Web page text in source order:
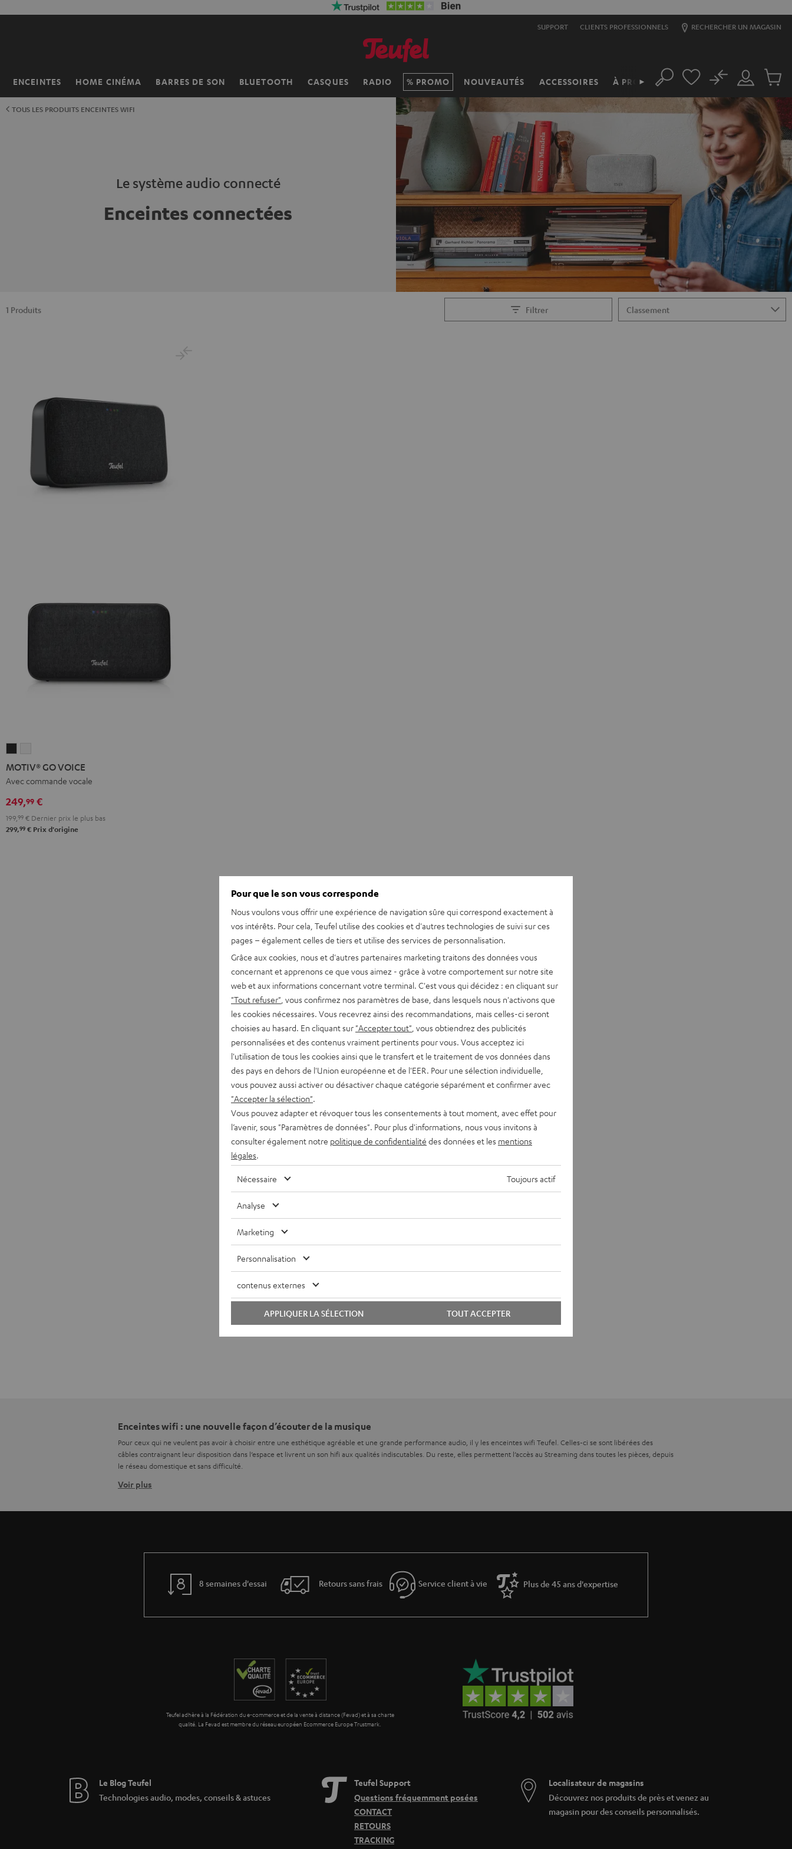
SUPPORT CLIENTS PROFESSIONNELS RECHERCHER UN MAGASIN
ENCEINTES HOME CINÉMA BARRES DE SON BLUETOOTH CASQUES RADIO PROMO NOUVEAUTÉS ACCESSOIRES À PROPOS
►
Page
Rechercher
Mon
compte
No
du
panier
TOUS LES PRODUITS ENCEINTES WIFI
Le système audio connecté
Enceintes connectées
Filtrer
1 Produits
GO
Black
GO
White
MOTIV® GO VOICE
Avec commande vocale
249,99 €
199, 99 € Dernier prix le plus bas
299,99 € Prix d'origine
Enceintes wifi : une nouvelle façon d’écouter de la musique
Pour ceux qui ne veulent pas avoir à choisir entre une esthétique agréable et une grande performance audio, il y les enceintes wifi Teufel. Celles-ci se sont libérées des
câbles contraignant leur disposition dans l’espace et livrent un son hifi aux qualités indiscutables. Du reste, elles permettent l’accès au Streaming dans toutes les pièces, depuis
le réseau domestique et sans difficulté.
Un son complet sans fil
et permet l’existence d’un panorama stéréo complet. La transmission sans fil des données audio des lecteurs vers les haut-parleurs se fait intégralement sans fil.
Haut-parleurs wifi connectés au réseau local en toute simplicité
De nombreux mélomanes se procurent des systèmes Multiroom sans fil, afin de pouvoir sonoriser plusieurs espaces à la fois. Alors pour que cela fonctionne, il y a les haut-
L’application Raumfeld vous donne donc accès à un son d’excellente qualité, sans que vous soyez dérangé par les appels ou les messages– , la musique continue. Vous
n’aurez pas seulement accès aux services de musiques tels que Spotify, Tune In ou Napster, mais également aux musiques de vos platines, de votre lecteur CD, de votre clé
Un vrai plaisir d’écoute grâce à Spotify Connect
La One-Serie Teufel : compacte et puissante
Petit et tout en finesse, c’est de la One-Serie que l’on parle. Une fois connectée au wifi ou au Bluetooth c’est le nirvana de la musique que vous atteignez. Les enceintes wifi
One disposent également de touches de commande destinées à la gestion du son, ainsi que d’une minuterie.
Stereo-Serie Teufel : son stéréo complet depuis l’étagère ou la colonne
Voir plus
8 semaines d'essai Retours sans frais Service client à vie Plus de 45 ans d'expertise
Teufel adhère à la Fédération du e-commerce et de la vente à distance (Fevad) et à sa charte
qualité. La Fevad est membre du réseau européen Ecommerce Europe Trustmark.
Le Blog Teufel
Technologies audio, modes, conseils & astuces
Teufel Support
Questions fréquemment posées
CONTACT
RETOURS
TRACKING
Localisateur de magasins
Découvrez nos produits de près et venez au
magasin pour des conseils personnalisés.
Pour que le son vous corresponde
Nous voulons vous offrir une expérience de navigation sûre qui correspond exactement à
vos intérêts. Pour cela, Teufel utilise des cookies et d'autres technologies de suivi sur ces
pages – également celles de tiers et utilise des services de personnalisation.
Grâce aux cookies, nous et d'autres partenaires marketing traitons des données vous
concernant et apprenons ce que vous aimez - grâce à votre comportement sur notre site
web et aux informations concernant votre terminal. C'est vous qui décidez : en cliquant sur
"Tout refuser" , vous confirmez nos paramètres de base, dans lesquels nous n'activons que
les cookies nécessaires. Vous recevrez ainsi des recommandations, mais celles-ci seront
choisies au hasard. En cliquant sur "Accepter tout" , vous obtiendrez des publicités
personnalisées et des contenus vraiment pertinents pour vous. Vous acceptez ici
l'utilisation de tous les cookies ainsi que le transfert et le traitement de vos données dans
des pays en dehors de l'Union européenne et de l'EER. Pour une sélection individuelle,
vous pouvez aussi activer ou désactiver chaque catégorie séparément et confirmer avec
"Accepter la sélection".
Vous pouvez adapter et révoquer tous les consentements à tout moment, avec effet pour
l’avenir, sous "Paramètres de données". Pour plus d'informations, nous vous invitons à
consulter également notre politique de confidentialité des données et les mentions
légales.
Nécessaire Toujours actif
Analyse
Marketing
Personnalisation
contenus externes
TOUT ACCEPTER
APPLIQUER LA SÉLECTION